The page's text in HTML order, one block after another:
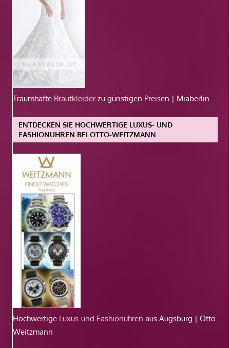
Traumhafte Brautkleiderzu günstigen Preisen | Miaberlin
ENTDECKEN SIE HOCHWERTIGE LUXUS- UND
FASHIONUHREN BEI OTTO-WEITZMANN
Hochwertige Luxus-und Fashionuhren aus Augsburg | Otto
Weitzmann